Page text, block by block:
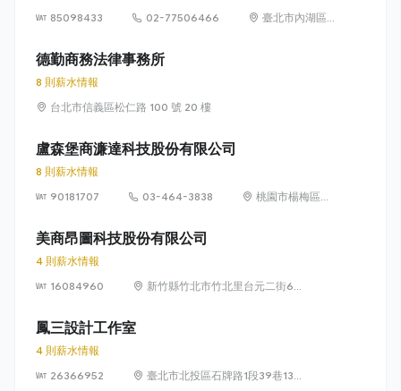
85098433
02-77506466
臺北市內湖區
德勤商務法律事務所
8 則薪水情報
台北市信義區松仁路 100 號 20 樓
盧森堡商濂達科技股份有限公司
8 則薪水情報
90181707
03-464-3838
桃園市楊梅區高
美商昂圖科技股份有限公司
4 則薪水情報
16084960
新竹縣竹北市竹北里台元二街6號
鳳三設計工作室
4 則薪水情報
26366952
臺北市北投區石牌路1段39巷134